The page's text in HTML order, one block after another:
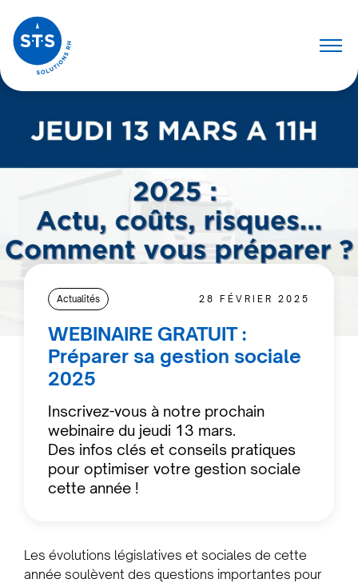
Actualités 28 FÉVRIER 2025
WEBINAIRE GRATUIT :
Préparer sa gestion sociale
2025
Inscrivez-vous à notre prochain
webinaire du jeudi 13 mars.
Des infos clés et conseils pratiques
pour optimiser votre gestion sociale
cette année !
Les évolutions législatives et sociales de cette
année soulèvent des questions importantes pour